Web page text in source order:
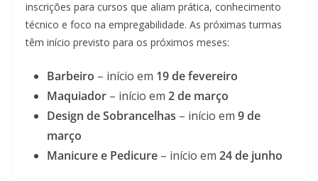
inscrições para cursos que aliam prática, conhecimento
técnico e foco na empregabilidade. As próximas turmas
têm início previsto para os próximos meses:
Barbeiro – início em 19 de fevereiro
Maquiador – início em 2 de março
Design de Sobrancelhas – início em 9 de
março
Manicure e Pedicure – início em 24 de junho